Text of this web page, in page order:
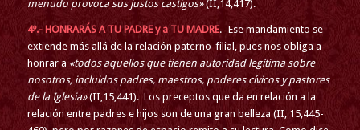
menudo provoca sus justos castigos»(II,14,417).
4º.- HONRARÁS A TU PADRE y a TU MADRE.- Ese mandamiento se
extiende más allá de la relación paterno-filial, pues nos obliga a
honrar a «todos aquellos que tienen autoridad legítima sobre
nosotros, incluidos padres, maestros, poderes cívicos y pastores
de la Iglesia»(II,15,441). Los preceptos que da en relación a la
relación entre padres e hijos son de una gran belleza (II, 15,445-